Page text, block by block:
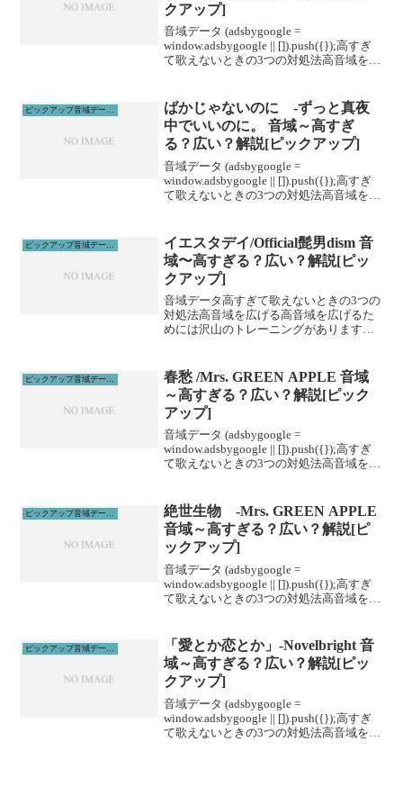
クアップ]
音域データ (adsbygoogle =
window.adsbygoogle || []).push({});高すぎ
て歌えないときの3つの対処法高音域を広
ルに通うこと...
ピックアップ音域データ解説
ばかじゃないのに -ずっと真夜
中でいいのに。 音域～高すぎ
る？広い？解説[ピックアップ]
音域データ (adsbygoogle =
window.adsbygoogle || []).push({});高すぎ
て歌えないときの3つの対処法高音域を広
ルに通うこと...
イエスタデイ/Official髭男dism 音
域〜高すぎる？広い？解説[ピッ
クアップ]
音域データ高すぎて歌えないときの3つの
対処法高音域を広げる高音域を広げるた
めには沢山のトレーニングがあります。
向くよりも下を向いて歌った方が出やす
いです。マイクと首の...
ピックアップ音域データ解説
春愁 /Mrs. GREEN APPLE 音域
～高すぎる？広い？解説[ピック
アップ]
音域データ (adsbygoogle =
window.adsbygoogle || []).push({});高すぎ
て歌えないときの3つの対処法高音域を広
ルに通うこと...
ピックアップ音域データ解説
絶世生物 -Mrs. GREEN APPLE
音域～高すぎる？広い？解説[ピ
ックアップ]
音域データ (adsbygoogle =
window.adsbygoogle || []).push({});高すぎ
て歌えないときの3つの対処法高音域を広
ルに通うこと...
「愛とか恋とか」-Novelbright 音
域～高すぎる？広い？解説[ピッ
クアップ]
音域データ (adsbygoogle =
window.adsbygoogle || []).push({});高すぎ
て歌えないときの3つの対処法高音域を広